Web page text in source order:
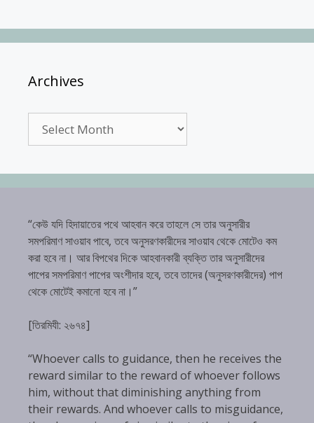
Archives
“কেউ যদি হিদায়াতের পথে আহবান করে তাহলে সে তার অনুসারীর
সমপরিমাণ সাওয়াব পাবে, তবে অনুসরণকারীদের সাওয়াব থেকে মোটেও কম
করা হবে না। আর বিপথের দিকে আহবানকারী ব্যক্তি তার অনুসারীদের
পাপের সমপরিমাণ পাপের অংশীদার হবে, তবে তাদের (অনুসরণকারীদের) পাপ
থেকে মোটেই কমানো হবে না।”
[তিরমিযী: ২৬৭৪]
“Whoever calls to guidance, then he receives the
reward similar to the reward of whoever follows
him, without that diminishing anything from
their rewards. And whoever calls to misguidance,